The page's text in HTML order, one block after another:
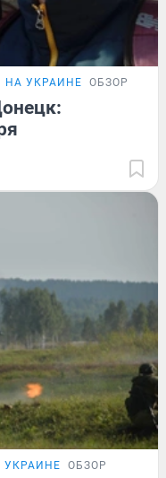
НА УКРАИНЕ ОБЗОР
УКРАИНЕ ОБЗОР